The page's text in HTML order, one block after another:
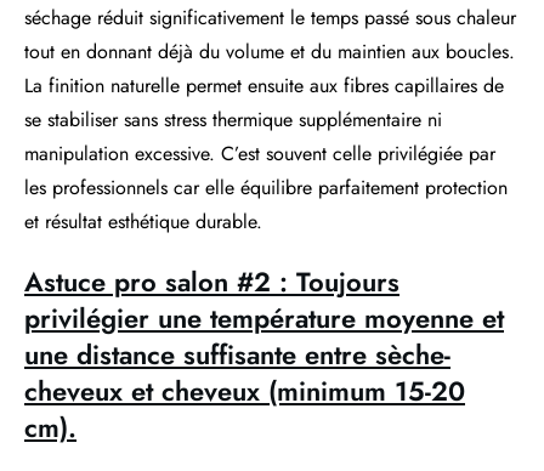
séchage réduit significativement le temps passé sous chaleur
tout en donnant déjà du volume et du maintien aux boucles.
La finition naturelle permet ensuite aux fibres capillaires de
se stabiliser sans stress thermique supplémentaire ni
manipulation excessive. C’est souvent celle privilégiée par
les professionnels car elle équilibre parfaitement protection
et résultat esthétique durable.
Astuce pro salon #2 : Toujours
privilégier une température moyenne et
une distance suffisante entre sèche-
cheveux et cheveux (minimum 15-20
cm).